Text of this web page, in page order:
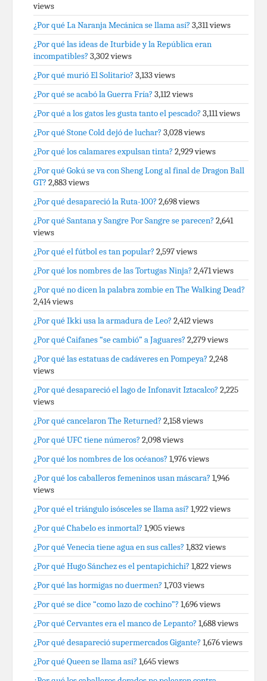
views
¿Por qué La Naranja Mecánica se llama así? 3,311 views
¿Por qué las ideas de Iturbide y la República eran
incompatibles? 3,302 views
¿Por qué murió El Solitario? 3,133 views
¿Por qué se acabó la Guerra Fría? 3,112 views
¿Por qué a los gatos les gusta tanto el pescado? 3,111 views
¿Por qué Stone Cold dejó de luchar? 3,028 views
¿Por qué los calamares expulsan tinta? 2,929 views
¿Por qué Gokú se va con Sheng Long al final de Dragon Ball
GT? 2,883 views
¿Por qué desapareció la Ruta-100? 2,698 views
¿Por qué Santana y Sangre Por Sangre se parecen? 2,641
views
¿Por qué el fútbol es tan popular? 2,597 views
¿Por qué los nombres de las Tortugas Ninja? 2,471 views
¿Por qué no dicen la palabra zombie en The Walking Dead?
2,414 views
¿Por qué Ikki usa la armadura de Leo? 2,412 views
¿Por qué Caifanes “se cambió” a Jaguares? 2,279 views
¿Por qué las estatuas de cadáveres en Pompeya? 2,248
views
¿Por qué desapareció el lago de Infonavit Iztacalco? 2,225
views
¿Por qué cancelaron The Returned? 2,158 views
¿Por qué UFC tiene números? 2,098 views
¿Por qué los nombres de los océanos? 1,976 views
¿Por qué los caballeros femeninos usan máscara? 1,946
views
¿Por qué el triángulo isósceles se llama así? 1,922 views
¿Por qué Chabelo es inmortal? 1,905 views
¿Por qué Venecia tiene agua en sus calles? 1,832 views
¿Por qué Hugo Sánchez es el pentapichichi? 1,822 views
¿Por qué las hormigas no duermen? 1,703 views
¿Por qué se dice “como lazo de cochino”? 1,696 views
¿Por qué Cervantes era el manco de Lepanto? 1,688 views
¿Por qué desapareció supermercados Gigante? 1,676 views
¿Por qué Queen se llama así? 1,645 views